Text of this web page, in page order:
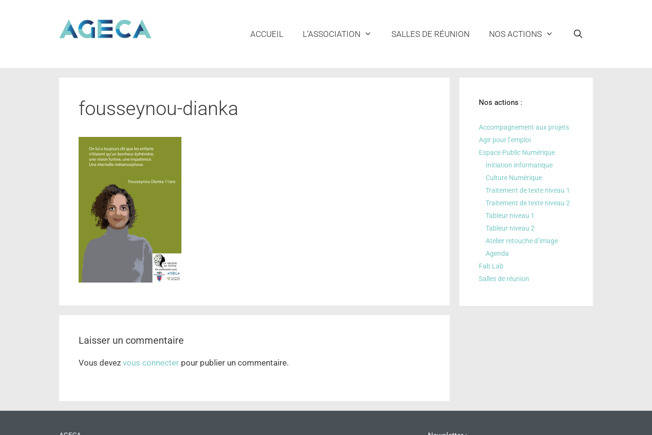
ACCUEIL L’ASSOCIATION SALLES DE RÉUNION NOS ACTIONS
fousseynou-dianka
Laisser un commentaire
Vous devez vous connecter pour publier un commentaire.
Nos actions :
Accompagnement aux projets
Agir pour l’emploi
Espace Public Numérique
Initiation informatique
Culture Numérique
Traitement de texte niveau 1
Traitement de texte niveau 2
Tableur niveau 1
Tableur niveau 2
Atelier retouche d’image
Agenda
Fab Lab
Salles de réunion